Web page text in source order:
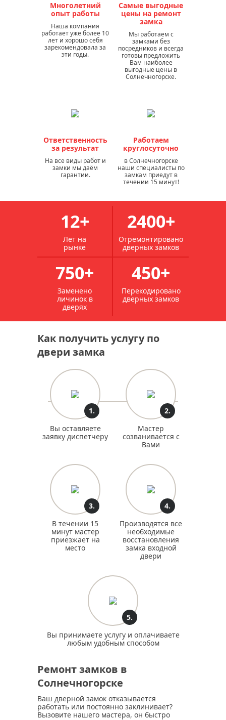
Многолетний
опыт работы
Наша компания
работает уже более 10
лет и хорошо себя
зарекомендовала за
эти годы.
Самые выгодные
цены на ремонт
замка
Мы работаем с
замками без
посредников и всегда
готовы предложить
Вам наиболее
выгодные цены в
Солнечногорске.
Ответственность
за результат
На все виды работ и
замки мы даём
гарантии.
Работаем
круглосуточно
в Солнечногорске
наши специалисты по
замкам приедут в
течении 15 минут!
12+
Лет на
рынке
2400+
Отремонтировано
дверных замков
750+
Заменено
личинок в
дверях
450+
Перекодировано
дверных замков
Как получить услугу по
двери замка
1.
Вы оставляете
заявку диспетчеру
2.
Мастер
созванивается с
Вами
3.
В течении 15
минут мастер
приезжает на
место
4.
Производятся все
необходимые
восстановления
замка входной
двери
5.
Вы принимаете услугу и оплачиваете
любым удобным способом
Ремонт замков в
Солнечногорске
Ваш дверной замок отказывается
работать или постоянно заклинивает?
Вызовите нашего мастера, он быстро